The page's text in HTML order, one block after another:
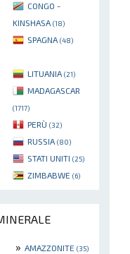
CONGO -
KINSHASA (18)
SPAGNA (48)
LITUANIA (21)
MADAGASCAR
(1717)
PERÙ (32)
RUSSIA (80)
STATI UNITI (25)
ZIMBABWE (6)
» AMAZZONITE (35)